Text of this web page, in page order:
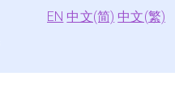
EN 中文(简) 中文(繁)